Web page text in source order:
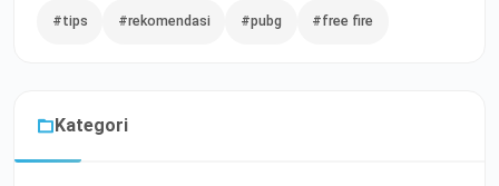
#tips #rekomendasi #pubg #free fire
Kategori